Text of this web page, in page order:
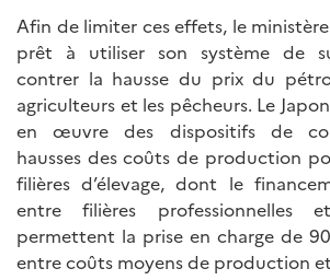
Afin de limiter ces effets, le
prêt à utiliser son système de
contrer la hausse du prix du
agriculteurs et les pêcheurs. Le
en œuvre des dispositifs de
hausses des coûts de production
filières d’élevage, dont le
entre filières
permettent la prise en charge de
entre coûts moyens de production